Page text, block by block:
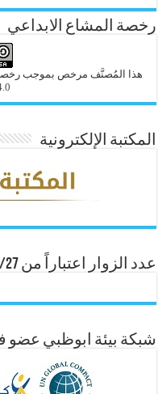
رخصة المشاع الابداعي
هذا المُصنَّف مرخص بموجب رخصة
المكتبة الإلكترونية
عدد الزوار اعتباراً من 5/27/ 2011
شبكة بيئة ابوظبي عضو